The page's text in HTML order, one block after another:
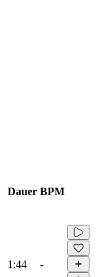
Dauer BPM
1:44 -